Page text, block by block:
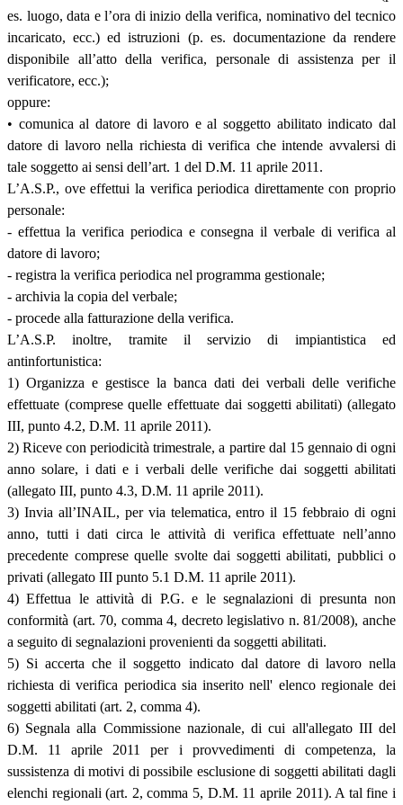
es. luogo, data e l’ora di inizio della verifica, nominativo del tecnico
incaricato, ecc.) ed istruzioni (p. es. documentazione da rendere
disponibile all’atto della verifica, personale di assistenza per il
verificatore, ecc.);
oppure:
• comunica al datore di lavoro e al soggetto abilitato indicato dal
datore di lavoro nella richiesta di verifica che intende avvalersi di
tale soggetto ai sensi dell’art. 1 del D.M. 11 aprile 2011.
L’A.S.P., ove effettui la verifica periodica direttamente con proprio
personale:
- effettua la verifica periodica e consegna il verbale di verifica al
datore di lavoro;
- registra la verifica periodica nel programma gestionale;
- archivia la copia del verbale;
- procede alla fatturazione della verifica.
L’A.S.P. inoltre, tramite il servizio di impiantistica ed
antinfortunistica:
1) Organizza e gestisce la banca dati dei verbali delle verifiche
effettuate (comprese quelle effettuate dai soggetti abilitati) (allegato
III, punto 4.2, D.M. 11 aprile 2011).
2) Riceve con periodicità trimestrale, a partire dal 15 gennaio di ogni
anno solare, i dati e i verbali delle verifiche dai soggetti abilitati
(allegato III, punto 4.3, D.M. 11 aprile 2011).
3) Invia all’INAIL, per via telematica, entro il 15 febbraio di ogni
anno, tutti i dati circa le attività di verifica effettuate nell’anno
precedente comprese quelle svolte dai soggetti abilitati, pubblici o
privati (allegato III punto 5.1 D.M. 11 aprile 2011).
4) Effettua le attività di P.G. e le segnalazioni di presunta non
conformità (art. 70, comma 4, decreto legislativo n. 81/2008), anche
a seguito di segnalazioni provenienti da soggetti abilitati.
5) Si accerta che il soggetto indicato dal datore di lavoro nella
richiesta di verifica periodica sia inserito nell' elenco regionale dei
soggetti abilitati (art. 2, comma 4).
6) Segnala alla Commissione nazionale, di cui all'allegato III del
D.M. 11 aprile 2011 per i provvedimenti di competenza, la
sussistenza di motivi di possibile esclusione di soggetti abilitati dagli
elenchi regionali (art. 2, comma 5, D.M. 11 aprile 2011). A tal fine i